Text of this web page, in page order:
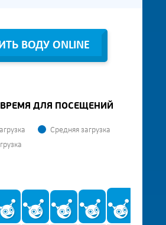
ВОДУ ONLINE
ДЛЯ ПОСЕЩЕНИЙ
Средняя загрузка